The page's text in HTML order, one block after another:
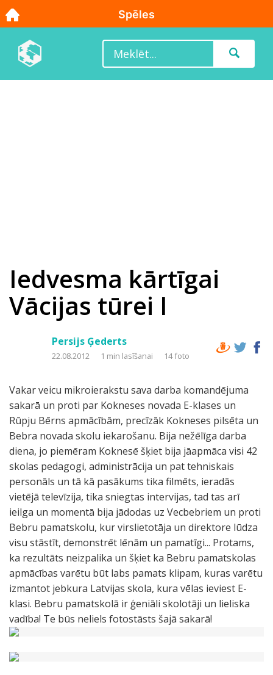
Iedvesma kārtīgai
Vācijas tūrei I
Persijs Ģederts
22.08.2012 1 min lasīšanai 14 foto
Vakar veicu mikroierakstu sava darba komandējuma
sakarā un proti par Kokneses novada E-klases un
Rūpju Bērns apmācībām, precīzāk Kokneses pilsēta un
Bebra novada skolu iekarošanu. Bija nežēlīga darba
diena, jo piemēram Koknesē šķiet bija jāapmāca visi 42
skolas pedagogi, administrācija un pat tehniskais
personāls un tā kā pasākums tika filmēts, ieradās
vietējā televīzija, tika sniegtas intervijas, tad tas arī
ieilga un momentā bija jādodas uz Vecbebriem un proti
Bebru pamatskolu, kur virslietotāja un direktore lūdza
visu stāstīt, demonstrēt lēnām un pamatīgi... Protams,
ka rezultāts neizpalika un šķiet ka Bebru pamatskolas
apmācības varētu būt labs pamats klipam, kuras varētu
izmantot jebkura Latvijas skola, kura vēlas ieviest E-
klasi. Bebru pamatskolā ir ģeniāli skolotāji un lieliska
vadība! Te būs neliels fotostāsts šajā sakarā!